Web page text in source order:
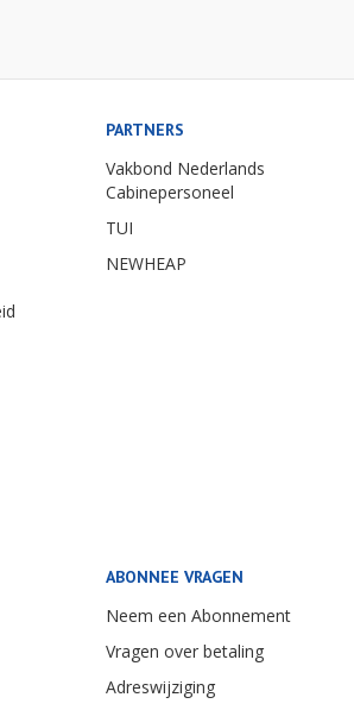
PARTNERS
Vakbond Nederlands
Cabinepersoneel
TUI
NEWHEAP
ABONNEE VRAGEN
Neem een Abonnement
Vragen over betaling
Adreswijziging